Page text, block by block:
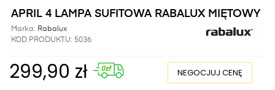
APRIL 4 LAMPA SUFITOWA RABALUX MIĘTOWY
Marka: Rabalux
KOD PRODUKTU: 5036
299,90 zł NEGOCJUJ CENĘ